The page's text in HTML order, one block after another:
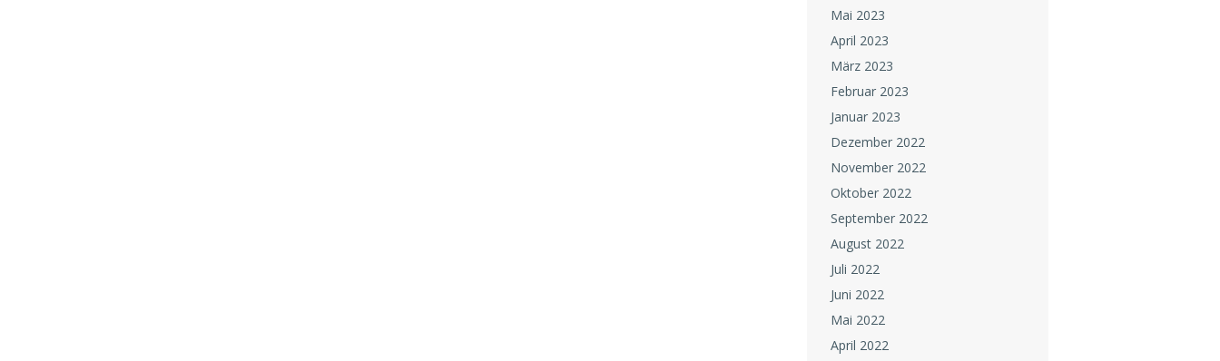
Mai 2023
April 2023
März 2023
Februar 2023
Januar 2023
Dezember 2022
November 2022
Oktober 2022
September 2022
August 2022
Juli 2022
Juni 2022
Mai 2022
April 2022